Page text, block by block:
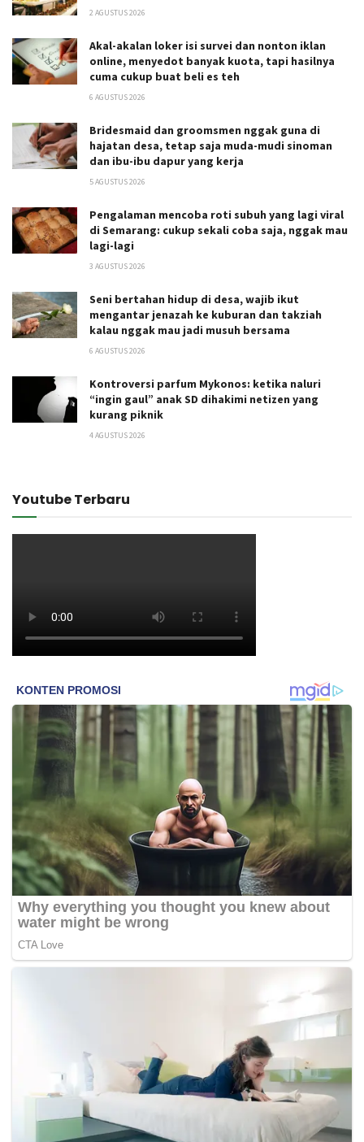
2 AGUSTUS 2026
Akal-akalan loker isi survei dan nonton iklan
online, menyedot banyak kuota, tapi hasilnya
cuma cukup buat beli es teh
6 AGUSTUS 2026
Bridesmaid dan groomsmen nggak guna di
hajatan desa, tetap saja muda-mudi sinoman
dan ibu-ibu dapur yang kerja
5 AGUSTUS 2026
Pengalaman mencoba roti subuh yang lagi viral
di Semarang: cukup sekali coba saja, nggak mau
lagi-lagi
3 AGUSTUS 2026
Seni bertahan hidup di desa, wajib ikut
mengantar jenazah ke kuburan dan takziah
kalau nggak mau jadi musuh bersama
6 AGUSTUS 2026
Kontroversi parfum Mykonos: ketika naluri
“ingin gaul” anak SD dihakimi netizen yang
kurang piknik
4 AGUSTUS 2026
Youtube Terbaru